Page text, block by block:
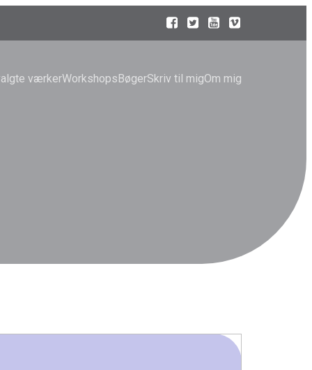
værkerWorkshopsBøgerSkriv til migOm mig